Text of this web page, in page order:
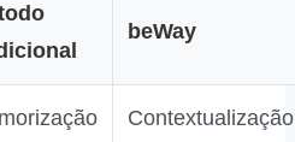
beWay
Contextualização